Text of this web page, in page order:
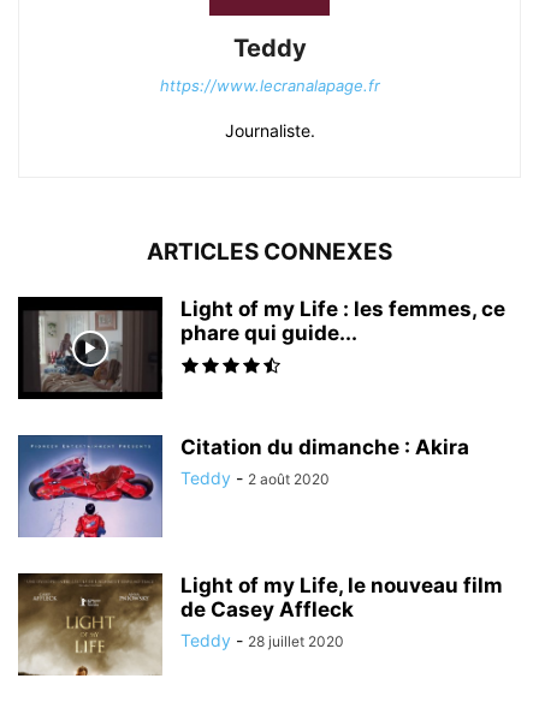
Teddy
https://www.lecranalapage.fr
Journaliste.
ARTICLES CONNEXES
Light of my Life : les femmes, ce
phare qui guide...
Citation du dimanche : Akira
Teddy - 2 août 2020
Light of my Life, le nouveau film
de Casey Affleck
Teddy - 28 juillet 2020